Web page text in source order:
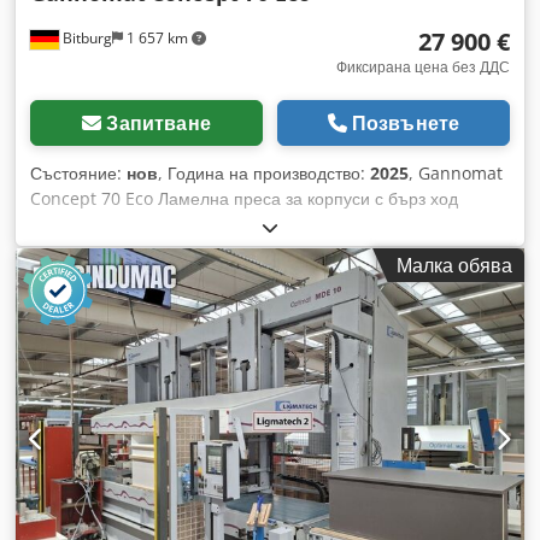
Bitburg 1 657 km 27 900 €
Фиксирана цена без ДДС
Запитване Позвънете
Състояние: нов, Година на производство: 2025, Gannomat
Concept 70 Eco Ламелна преса за корпуси с бърз ход
Технически данни: Ламелна преса за корпуси от нашата
изложба; Работен диапазон: ширина от 150 до 2 500 мм,
височина от 150 до 1 400 мм; дълбочина 700 мм; - Горна
ламелна притискаща греда с 6 елемента, странична
ламелна притискаща греда с 5 елемента - Ламелните
притискащи греди са с доказан компенсатор на толеранси
за плътни корпусни сглобки - Контраповърхностите са с
дебелина 40 мм, покрити, непрекъснати опорни плочи -
Притискащата сила на притискащите греди се регулира
безстепенно чрез 2 потенциометъра по електронен път и
се настройва чрез честотен преобразувател, което
осигурява изцяло безизносна трансмисия на въртящия
момент. - Притискаща сила на хоризонталните греди: мин.
Малка обява